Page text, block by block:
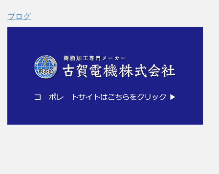
ブログ